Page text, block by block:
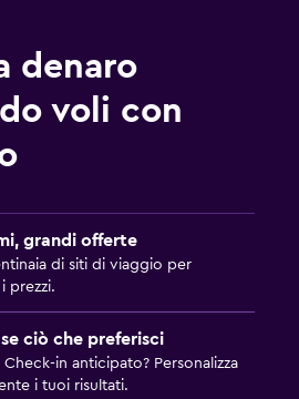
denaro
voli con
grandi offerte
di siti di viaggio per
prezzi.
ciò che preferisci
Check-in anticipato? Personalizza
i tuoi risultati.